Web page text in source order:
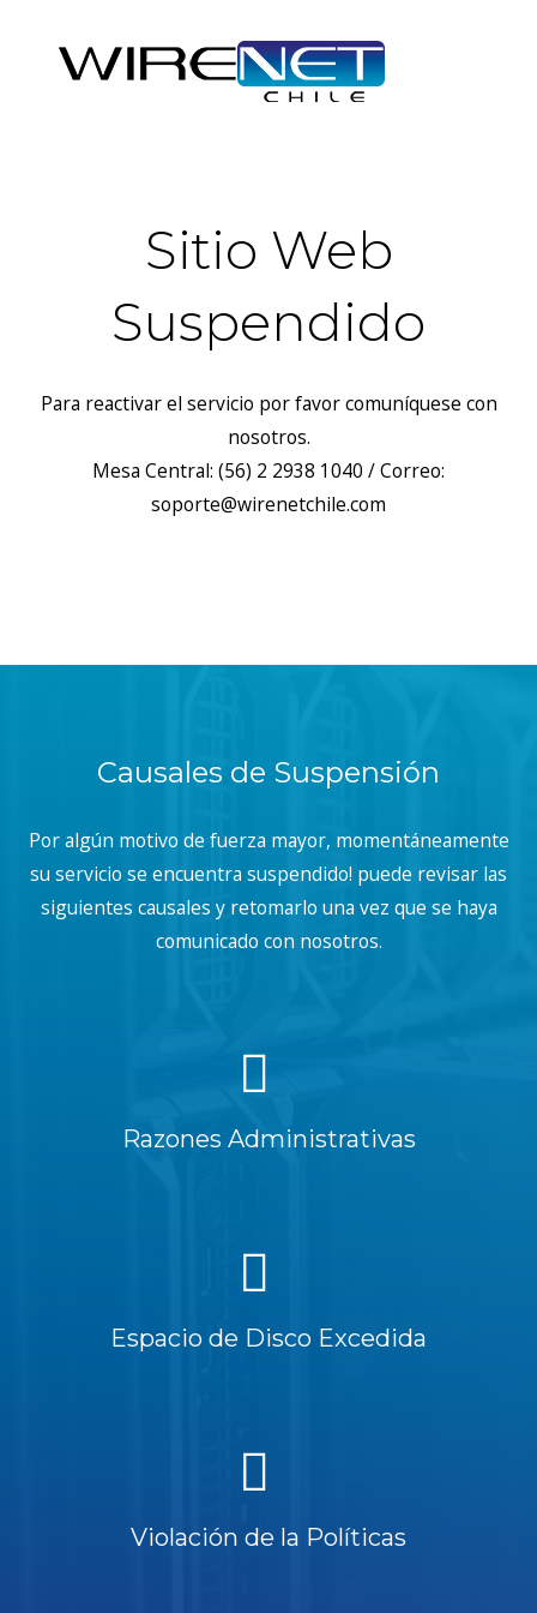
Sitio Web
Suspendido
Para reactivar el servicio por favor comuníquese con
nosotros.
Mesa Central: (56) 2 2938 1040 / Correo:
soporte@wirenetchile.com
Causales de Suspensión
Por algún motivo de fuerza mayor, momentáneamente
su servicio se encuentra suspendido! puede revisar las
siguientes causales y retomarlo una vez que se haya
comunicado con nosotros.
Razones Administrativas
Espacio de Disco Excedida
Violación de la Políticas